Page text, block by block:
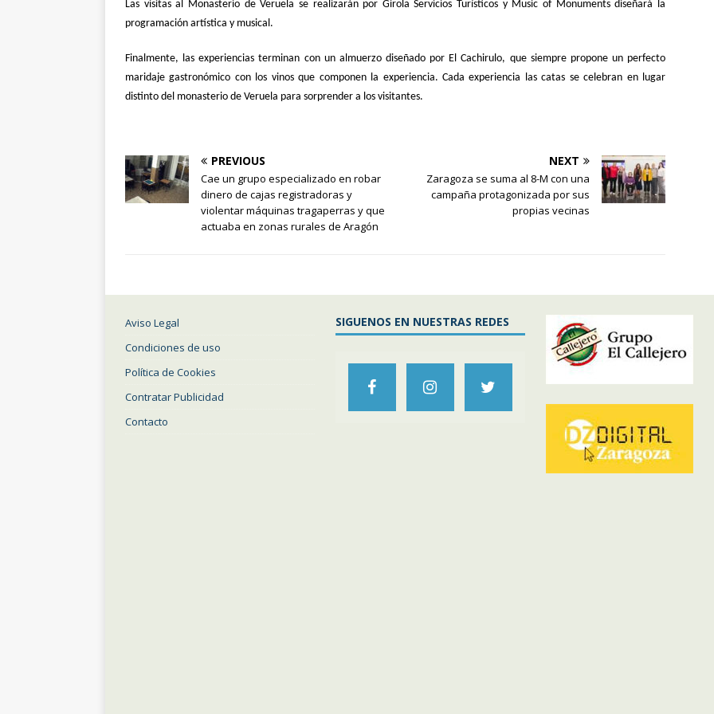
Las visitas al Monasterio de Veruela se realizarán por Girola Servicios Turísticos y Music of Monuments diseñará la
programación artística y musical.
Finalmente, las experiencias terminan con un almuerzo diseñado por El Cachirulo, que siempre propone un perfecto
maridaje gastronómico con los vinos que componen la experiencia. Cada experiencia las catas se celebran en lugar
distinto del monasterio de Veruela para sorprender a los visitantes.
PREVIOUS
Cae un grupo especializado en robar
dinero de cajas registradoras y
violentar máquinas tragaperras y que
actuaba en zonas rurales de Aragón
NEXT
Zaragoza se suma al 8-M con una
campaña protagonizada por sus
propias vecinas
Aviso Legal
Condiciones de uso
Política de Cookies
Contratar Publicidad
Contacto
SIGUENOS EN NUESTRAS REDES